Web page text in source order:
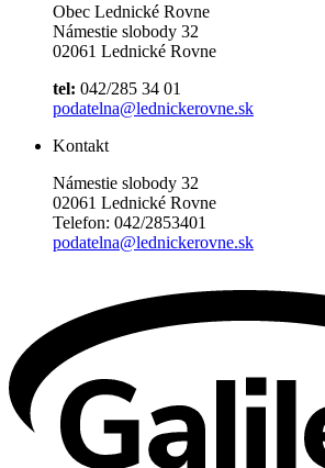
Obec Lednické Rovne
Námestie slobody 32
02061 Lednické Rovne
tel: 042/285 34 01
podatelna@lednickerovne.sk
Kontakt
Námestie slobody 32
02061 Lednické Rovne
Telefon: 042/2853401
podatelna@lednickerovne.sk